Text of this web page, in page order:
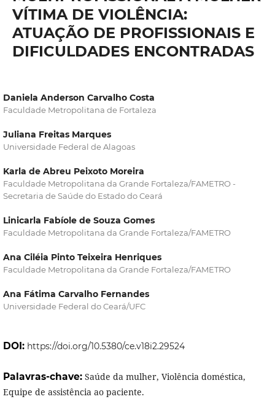
VÍTIMA DE VIOLÊNCIA:
ATUAÇÃO DE PROFISSIONAIS E
DIFICULDADES ENCONTRADAS
Daniela Anderson Carvalho Costa
Faculdade Metropolitana de Fortaleza
Juliana Freitas Marques
Universidade Federal de Alagoas
Karla de Abreu Peixoto Moreira
Faculdade Metropolitana da Grande Fortaleza/FAMETRO -
Secretaria de Saúde do Estado do Ceará
Linicarla Fabíole de Souza Gomes
Faculdade Metropolitana da Grande Fortaleza/FAMETRO
Ana Ciléia Pinto Teixeira Henriques
Faculdade Metropolitana da Grande Fortaleza/FAMETRO
Ana Fátima Carvalho Fernandes
Universidade Federal do Ceará/UFC
DOI: https://doi.org/10.5380/ce.v18i2.29524
Palavras-chave: Saúde da mulher, Violência doméstica,
Equipe de assistência ao paciente.